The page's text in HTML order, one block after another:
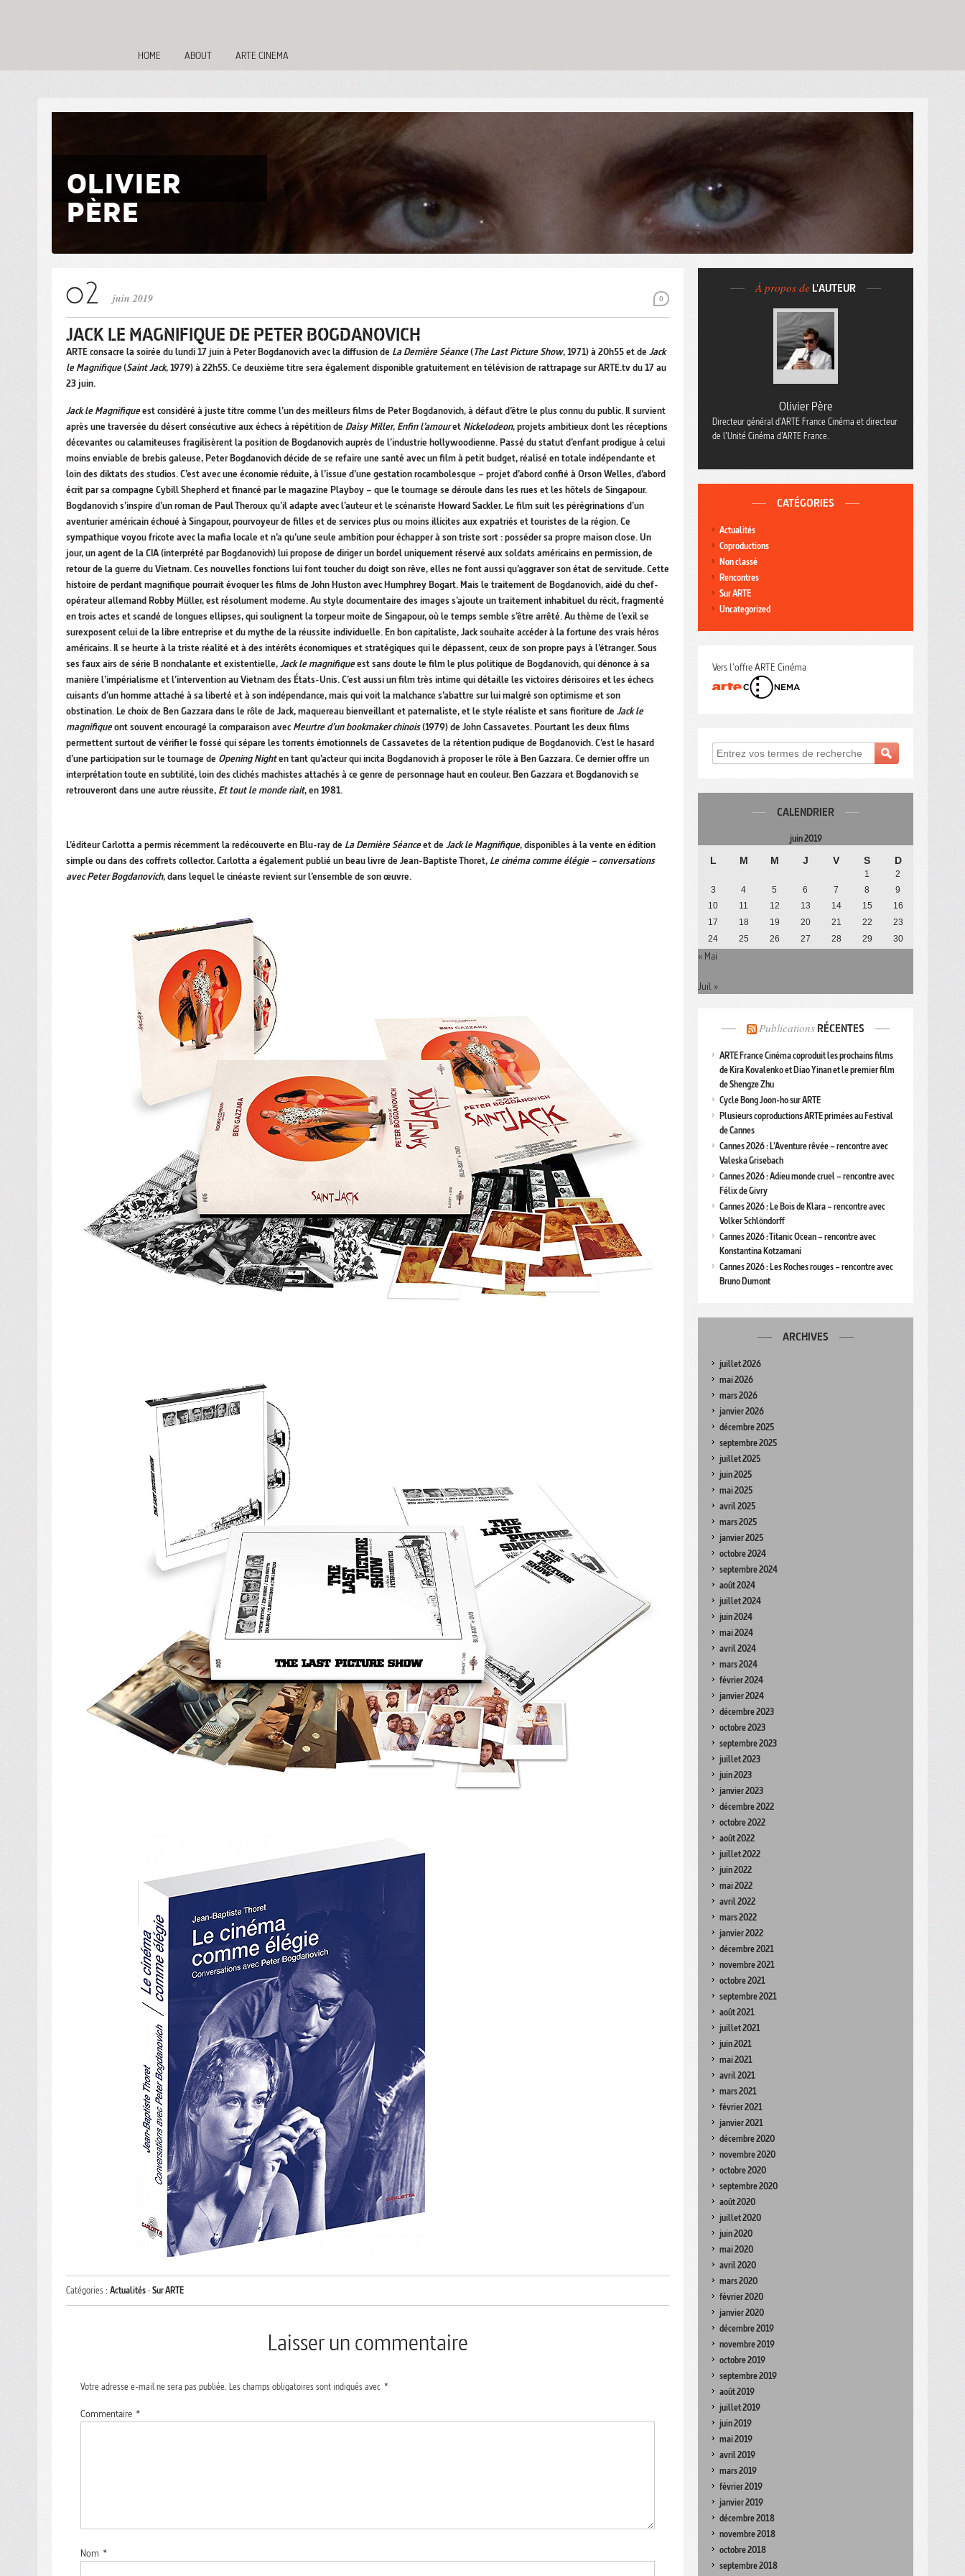
HOME ABOUT ARTE CINEMA
OLIVIER
PÈRE
0
juin 2019
JACK LE MAGNIFIQUE DE PETER BOGDANOVICH
ARTE consacre la soirée du lundi 17 juin à Peter Bogdanovich avec la diffusion de La Dernière Séance(The Last Picture Show, 1971) à 20h55 et de Jack
le Magnifique(Saint Jack, 1979) à 22h55. Ce deuxième titre sera également disponible gratuitement en télévision de rattrapage sur ARTE.tv du 17 au
23 juin.
Jack le Magnifiqueest considéré à juste titre comme l’un des meilleurs films de Peter Bogdanovich, à défaut d’être le plus connu du public. Il survient
après une traversée du désert consécutive aux échecs à répétition de Daisy Miller, Enfin l’amouret Nickelodeon, projets ambitieux dont les réceptions
décevantes ou calamiteuses fragilisèrent la position de Bogdanovich auprès de l’industrie hollywoodienne. Passé du statut d’enfant prodigue à celui
moins enviable de brebis galeuse, Peter Bogdanovich décide de se refaire une santé avec un film à petit budget, réalisé en totale indépendante et
loin des diktats des studios. C’est avec une économie réduite, à l’issue d’une gestation rocambolesque – projet d’abord confié à Orson Welles, d’abord
écrit par sa compagne Cybill Shepherd et financé par le magazine Playboy – que le tournage se déroule dans les rues et les hôtels de Singapour.
Bogdanovich s’inspire d’un roman de Paul Theroux qu’il adapte avec l’auteur et le scénariste Howard Sackler. Le film suit les pérégrinations d’un
aventurier américain échoué à Singapour, pourvoyeur de filles et de services plus ou moins illicites aux expatriés et touristes de la région. Ce
sympathique voyou fricote avec la mafia locale et n’a qu’une seule ambition pour échapper à son triste sort : posséder sa propre maison close. Un
jour, un agent de la CIA (interprété par Bogdanovich) lui propose de diriger un bordel uniquement réservé aux soldats américains en permission, de
retour de la guerre du Vietnam. Ces nouvelles fonctions lui font toucher du doigt son rêve, elles ne font aussi qu’aggraver son état de servitude. Cette
histoire de perdant magnifique pourrait évoquer les films de John Huston avec Humphrey Bogart. Mais le traitement de Bogdanovich, aidé du chef-
opérateur allemand Robby Müller, est résolument moderne. Au style documentaire des images s’ajoute un traitement inhabituel du récit, fragmenté
en trois actes et scandé de longues ellipses, qui soulignent la torpeur moite de Singapour, où le temps semble s’être arrêté. Au thème de l’exil se
surexposent celui de la libre entreprise et du mythe de la réussite individuelle. En bon capitaliste, Jack souhaite accéder à la fortune des vrais héros
américains. Il se heurte à la triste réalité et à des intérêts économiques et stratégiques qui le dépassent, ceux de son propre pays à l’étranger. Sous
ses faux airs de série B nonchalante et existentielle,Jack le magnifiqueest sans doute le film le plus politique de Bogdanovich, qui dénonce à sa
manière l’impérialisme et l’intervention au Vietnam des États-Unis. C’est aussi un film très intime qui détaille les victoires dérisoires et les échecs
cuisants d’un homme attaché à sa liberté et à son indépendance, mais qui voit la malchance s’abattre sur lui malgré son optimisme et son
obstination. Le choix de Ben Gazzara dans le rôle de Jack, maquereau bienveillant et paternaliste, et le style réaliste et sans fioriture de Jack le
magnifiqueont souvent encouragé la comparaison avec Meurtre d’un bookmaker chinois(1979) de John Cassavetes. Pourtant les deux films
permettent surtout de vérifier le fossé qui sépare les torrents émotionnels de Cassavetes de la rétention pudique de Bogdanovich. C’est le hasard
d’une participation sur le tournage de Opening Nighten tant qu’acteur qui incita Bogdanovich à proposer le rôle à Ben Gazzara. Ce dernier offre un
interprétation toute en subtilité, loin des clichés machistes attachés à ce genre de personnage haut en couleur. Ben Gazzara et Bogdanovich se
retrouveront dans une autre réussite, Et tout le monde riait, en 1981.
L’éditeur Carlotta a permis récemment la redécouverte en Blu-ray de La Dernière Séanceet de Jack le Magnifique, disponibles à la vente en édition
simple ou dans des coffrets collector. Carlotta a également publié un beau livre de Jean-Baptiste Thoret, Le cinéma comme élégie – conversations
avec Peter Bogdanovich, dans lequel le cinéaste revient sur l’ensemble de son œuvre.
Catégories : Actualités ·Sur ARTE
Laisser un commentaire
Votre adresse e-mail ne sera pas publiée. Les champs obligatoires sont indiqués avec *
Commentaire *
Nom *
À propos de L'AUTEUR
Olivier Père
Directeur général d’ARTE France Cinéma et directeur
de l’Unité Cinéma d’ARTE France.
CATÉGORIES
Actualités
Coproductions
Non classé
Rencontres
Sur ARTE
Uncategorized
Vers l'offre ARTE Cinéma
CALENDRIER
juin 2019
L M M J V S D
1
2
3
4 5 6 7 8
9
10
11 12 13 14 15
16
17
18 19 20 21 22
23
24
25 26 27 28 29 30
« Mai
Juil »
Publications RÉCENTES
ARTE France Cinéma coproduit les prochains films
de Kira Kovalenko et Diao Yinan et le premier film
de Shengze Zhu
Cycle Bong Joon-ho sur ARTE
Plusieurs coproductions ARTE primées au Festival
de Cannes
Cannes 2026 : L’Aventure rêvée – rencontre avec
Valeska Grisebach
Cannes 2026 : Adieu monde cruel – rencontre avec
Félix de Givry
Cannes 2026 : Le Bois de Klara – rencontre avec
Volker Schlöndorff
Cannes 2026 : Titanic Ocean – rencontre avec
Konstantina Kotzamani
Cannes 2026 : Les Roches rouges – rencontre avec
Bruno Dumont
ARCHIVES
juillet 2026
mai 2026
mars 2026
janvier 2026
décembre 2025
septembre 2025
juillet 2025
juin 2025
mai 2025
avril 2025
mars 2025
janvier 2025
octobre 2024
septembre 2024
août 2024
juillet 2024
juin 2024
mai 2024
avril 2024
mars 2024
février 2024
janvier 2024
décembre 2023
octobre 2023
septembre 2023
juillet 2023
juin 2023
janvier 2023
décembre 2022
octobre 2022
août 2022
juillet 2022
juin 2022
mai 2022
avril 2022
mars 2022
janvier 2022
décembre 2021
novembre 2021
octobre 2021
septembre 2021
août 2021
juillet 2021
juin 2021
mai 2021
avril 2021
mars 2021
février 2021
janvier 2021
décembre 2020
novembre 2020
octobre 2020
septembre 2020
août 2020
juillet 2020
juin 2020
mai 2020
avril 2020
mars 2020
février 2020
janvier 2020
décembre 2019
novembre 2019
octobre 2019
septembre 2019
août 2019
juillet 2019
juin 2019
mai 2019
avril 2019
mars 2019
février 2019
janvier 2019
décembre 2018
novembre 2018
octobre 2018
septembre 2018